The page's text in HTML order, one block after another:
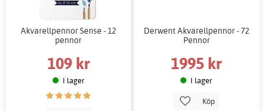
Akvarellpennor Sense - 12
pennor
109 kr
I lager
Derwent Akvarellpennor - 72
Pennor
1995 kr
I lager
Köp